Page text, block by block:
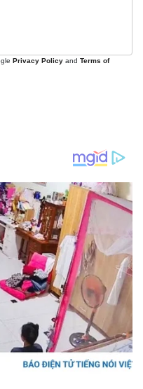
Privacy Policy and Terms of